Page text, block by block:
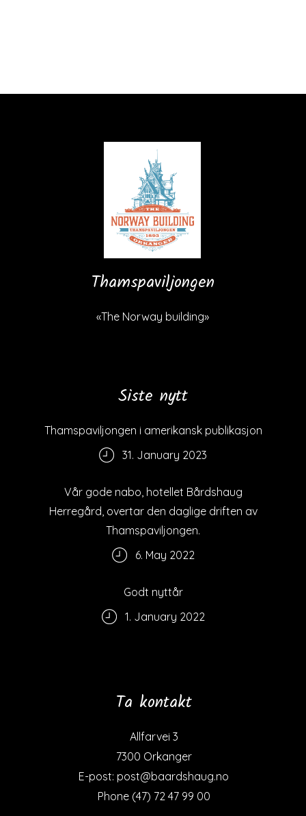
Thamspaviljongen
«The Norway building»
Siste nytt
Thamspaviljongen i amerikansk publikasjon
31. January 2023
Vår gode nabo, hotellet Bårdshaug
Herregård, overtar den daglige driften av
Thamspaviljongen.
6. May 2022
Godt nyttår
1. January 2022
Ta kontakt
Allfarvei 3
7300 Orkanger
E-post: post@baardshaug.no
Phone (47) 72 47 99 00